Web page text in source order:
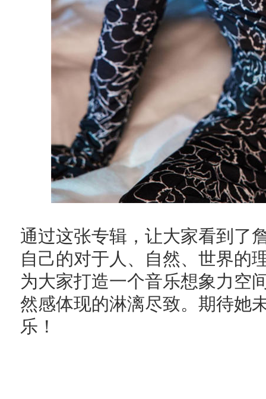
通过这张专辑，让大家看到了
自己的对于人、自然、世界的
为大家打造一个音乐想象力空
然感体现的淋漓尽致。期待她
乐！